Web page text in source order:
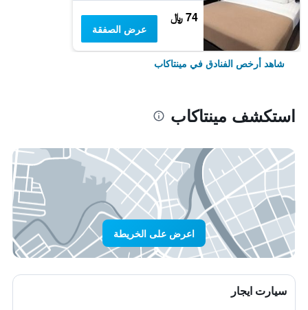
74 ﷼
عرض الصفقة
شاهد أرخص الفنادق في مينتاكاب
استكشف مينتاكاب
اعرض على الخريطة
سيارت ايجار